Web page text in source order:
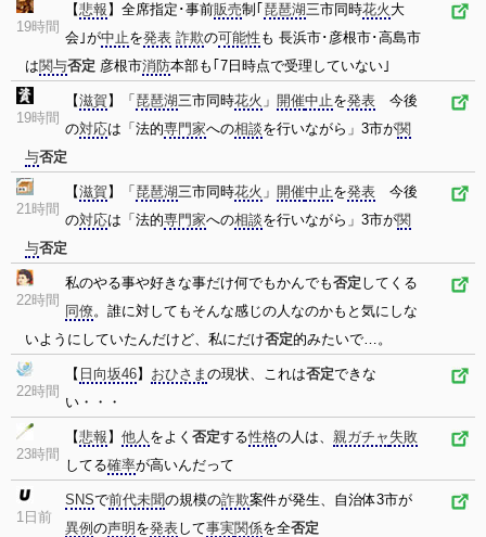
19時間
【悲報 】全席指定･事前販売制｢ 琵琶湖三市同時花火 大
会｣が中止を発表 詐欺の可能性 も 長浜市･彦根市･高島市
は関与否定 彦根市消防本部も｢7日時点で受理していない｣
19時間
【滋賀 】「 琵琶湖三市同時花火 」 開催中止を発表 今後
の対応は「法的専門家への相談を行いながら」3市が関
与否定
21時間
【滋賀 】「 琵琶湖三市同時花火 」 開催中止を発表 今後
の対応は「法的専門家への相談を行いながら」3市が関
与否定
22時間
私のやる事や好きな事だけ何でもかんでも否定 してくる
同僚。誰に対してもそんな感じの人なのかもと気にしな
いようにしていたんだけど、私にだけ否定的みたいで…。
22時間
【 日向坂46】 おひさま の現状、これは否定できな
い・・・
23時間
【悲報 】 他人 をよく 否定する性格の人は、 親ガチャ 失敗
してる確率が高いんだって
1日前
SNSで前代未聞の規模の詐欺案件が発生、自治体3市が
異例 の声明 を発表して事実関係を全否定